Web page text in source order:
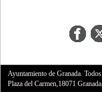
Ayuntamiento de Granada.
Plaza del Carmen,18071 Granada